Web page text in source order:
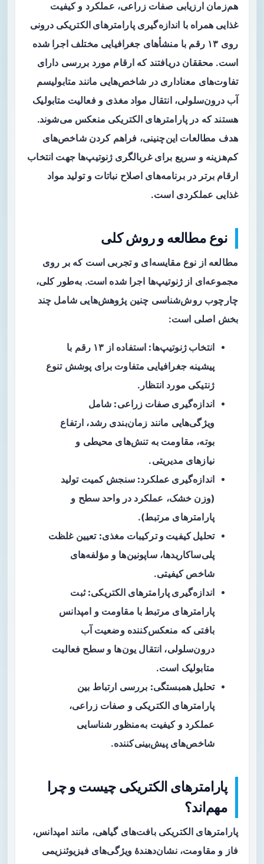
هم‌زمان ارزیابی صفات زراعی، عملکرد و کیفیت
غذایی همراه با اندازه‌گیریپارامترهای الکتریکی درونی
روی ۱۳ رقم با منشأهای جغرافیایی مختلف اجرا شده
است. محققان دریافتند که ارقام مورد بررسی دارای
تفاوت‌های معناداری در شاخص‌هایی مانند متابولیسم
آب درون‌سلولی، انتقال مواد مغذی و فعالیت متابولیک
هستند که در پارامترهای الکتریکی منعکس می‌شوند.
هدف مطالعات این‌چنینی، فراهم کردن شاخص‌های
کم‌هزینه و سریع برایغربالگری ژنوتیپ‌ها جهت انتخاب
ارقام برتر در برنامه‌های اصلاح نباتات و تولید مواد
غذایی عملکردی است.
نوع مطالعه و روش کلی
مطالعه از نوع مقایسه‌ای و تجربی است که بر روی
مجموعه‌ای از ژنوتیپ‌ها اجرا شده است. به‌طور کلی،
چارچوب روش‌شناسی چنین پژوهش‌هایی شامل چند
بخش اصلی است:
انتخاب ژنوتیپ‌ها:
استفاده از ۱۳ رقم با
پیشینه جغرافیایی متفاوت برای پوشش تنوع
ژنتیکی مورد انتظار.
اندازه‌گیری صفات زراعی: شامل
ویژگی‌هایی مانند زمان‌بندی رشد، ارتفاع
بوته، مقاومت به تنش‌های محیطی و
نیازهای مدیریتی.
اندازه‌گیری عملکرد: سنجش کمیت تولید
(وزن خشک، عملکرد در واحد سطح و
پارامترهای مرتبط).
تحلیل کیفیت و ترکیبات مغذی: تعیین غلظت
پلی‌ساکاریدها، ساپونین‌ها و مؤلفه‌های
شاخص کیفیتی.
اندازه‌گیری پارامترهای الکتریکی: ثبت
پارامترهای مرتبط با مقاومت و امپدانس
بافتی که منعکس‌کننده وضعیت آب
درون‌سلولی، انتقال یون‌ها و سطح فعالیت
متابولیک است.
تحلیل همبستگی: بررسی ارتباط بین
پارامترهای الکتریکی و صفات زراعی،
عملکرد و کیفیت به‌منظور شناسایی
شاخص‌های پیش‌بینی‌کننده.
پارامترهای الکتریکی چیست و چرا
مهم‌اند؟
پارامترهای الکتریکی بافت‌های گیاهی، مانند امپدانس،
فاز و مقاومت، نشان‌دهندهٔ ویژگی‌های فیزیوئنزیمی